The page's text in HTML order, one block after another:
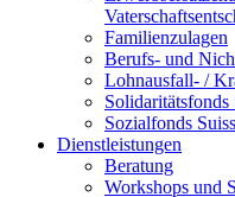
Familienzulagen
Berufs- und
Lohnausfall- /
Solidaritätsfonds
Sozialfonds
Dienstleistungen
Beratung
Workshops und